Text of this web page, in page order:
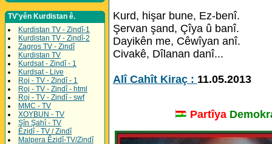
TV'yên Kurdistan ê.
Kurdistan TV - Zindî-1
Kurdistan TV - Zindî-2
Zagros TV - Zindî
Kurdistan TV
Kurdsat - Zindî - 1
Kurdsat - Live
Roj - TV - Zindî - 1
Roj - TV - Zindî - html
Roj - TV - Zindî - swf
MMC - TV
XOYBUN - TV
Şîn Şahî - TV
Êzidî - TV / Zindî
Malpera Êzidî-TV/Zindî
Kurd, hişar bune, Ez-benî.
Şervan şand, Çîya û banî.
Dayikên me, Cêwîyan anî.
Civakê, Dîlanan danî...
Alî Cahît Kiraç : 11.05.2013
Partîya